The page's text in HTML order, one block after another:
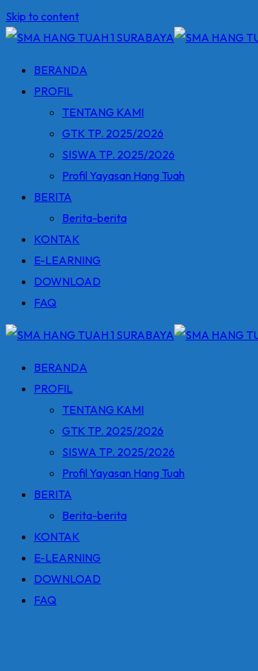
Skip to content
BERANDA
PROFIL
TENTANG KAMI
GTK TP. 2025/2026
SISWA TP. 2025/2026
Profil Yayasan Hang Tuah
BERITA
Berita-berita
KONTAK
E-LEARNING
DOWNLOAD
FAQ
BERANDA
PROFIL
TENTANG KAMI
GTK TP. 2025/2026
SISWA TP. 2025/2026
Profil Yayasan Hang Tuah
BERITA
Berita-berita
KONTAK
E-LEARNING
DOWNLOAD
FAQ